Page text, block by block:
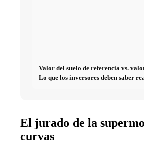
Valor del suelo de referencia vs.
Lo que los inversores deben saber
El jurado de la
curvas